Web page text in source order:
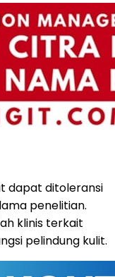
dapat ditoleransi
penelitian.
klinis terkait
pelindung kulit.